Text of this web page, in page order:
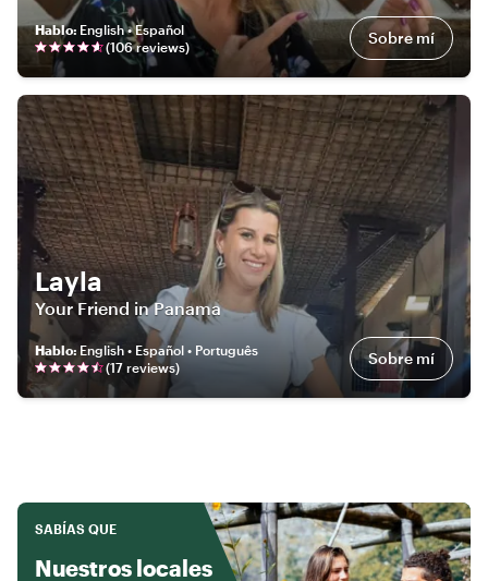
Hablo: English • Español
(106reviews) Sobre mí
Layla
Your Friend in Panama
Hablo: English • Español • Português
(17 reviews) Sobre mí
SABÍAS QUE
Nuestros locales